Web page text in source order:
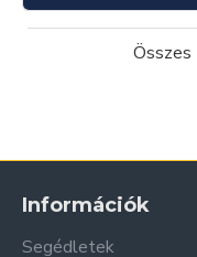
Információk
Segédletek